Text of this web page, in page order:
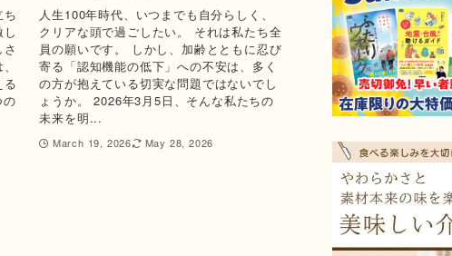
ち
る
の
人生100年時代、いつまでも自分らしく、
クリアな頭で過ごしたい。 それは私たち全
員の願いです。 しかし、加齢とともに忍び
寄る「認知機能の低下」への不安は、多く
の方が抱えている切実な問題ではないでし
ょうか。 2026年3月5日、そんな私たちの
未来を明...
March 19, 2026 May 28, 2026